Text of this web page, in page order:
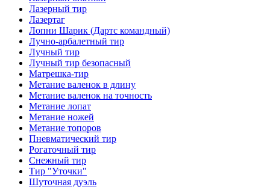
Лазерный тир
Лазертаг
Лопни Шарик (Дартс командный)
Лучно-арбалетный тир
Лучный тир
Лучный тир безопасный
Матрешка-тир
Метание валенок в длину
Метание валенок на точность
Метание лопат
Метание ножей
Метание топоров
Пневматический тир
Рогаточный тир
Снежный тир
Тир "Уточки"
Шуточная дуэль